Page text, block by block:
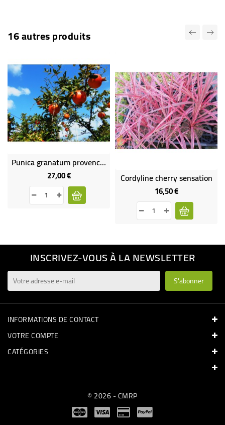
16 autres produits
Punica granatum provence (lot de 2 plants)
27,00 €Prix Cordyline cherry sensation
16,50 €Prix
INSCRIVEZ-VOUS À LA NEWSLETTER
INFORMATIONS DE CONTACT
VOTRE COMPTE
CATÉGORIES
© 2026 - CMRP